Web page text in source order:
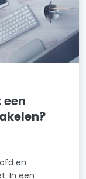
en
In een